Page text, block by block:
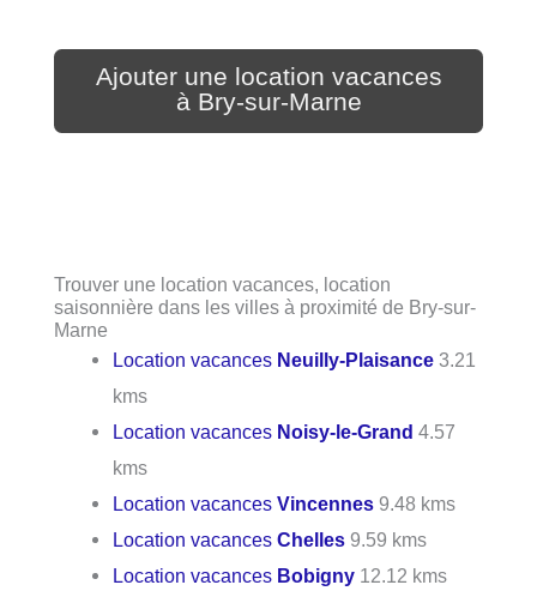
Ajouter une location vacances
à Bry-sur-Marne
Trouver une location vacances, location
saisonnière dans les villes à proximité de Bry-sur-
Marne
Location vacances Neuilly-Plaisance 3.21
kms
Location vacances Noisy-le-Grand 4.57
kms
Location vacancesVincennes 9.48 kms
Location vacancesChelles 9.59 kms
Location vacances Bobigny 12.12 kms